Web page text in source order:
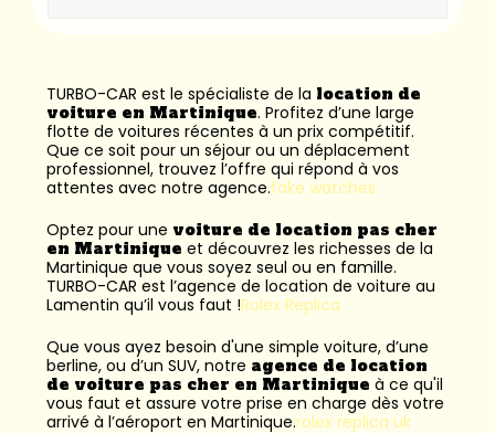
TURBO-CAR est le spécialiste de la location de
voiture en Martinique. Profitez d’une large
flotte de voitures récentes à un prix compétitif.
Que ce soit pour un séjour ou un déplacement
professionnel, trouvez l’offre qui répond à vos
attentes avec notre agence.fake watches
Optez pour une voiture de location pas cher
en Martinique et découvrez les richesses de la
Martinique que vous soyez seul ou en famille.
TURBO-CAR est l’agence de location de voiture au
Lamentin qu’il vous faut !Rolex Replica
Que vous ayez besoin d'une simple voiture, d’une
berline, ou d’un SUV, notre agence de location
de voiture pas cher en Martinique à ce qu'il
vous faut et assure votre prise en charge dès votre
arrivé à l’aéroport en Martinique.rolex replica uk